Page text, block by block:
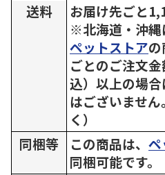
送料
お届け先ごと
※北海道・沖縄
ペットストア
ごとのご注文
込）以上の場
はございませ
く）
同梱等
この商品は、 ペ
同梱可能です。